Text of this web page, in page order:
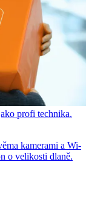
profi technika.
kamerami a Wi-
o velikosti dlaně.